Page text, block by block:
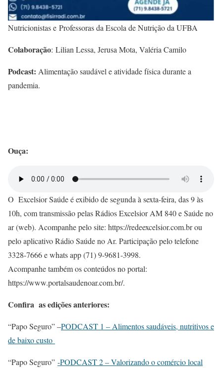
Nutricionistas e Professoras da Escola de Nutrição da UFBA
Colaboração: Lilian Lessa, Jerusa Mota, Valéria Camilo
Podcast: Alimentação saudável e atividade física durante a
pandemia.
Ouça:
O Excelsior Saúde é exibido de segunda à sexta-feira, das 9 às
10h, com transmissão pelas Rádios Excelsior AM 840 e Saúde no
ar (web). Acompanhe pelo site: https://redeexcelsior.com.br ou
pelo aplicativo Rádio Saúde no Ar. Participação pelo telefone
3328-7666 e whats app (71) 9-9681-3998.
Acompanhe também os conteúdos no portal:
https://www.portalsaudenoar.com.br/.
Confira as edições anteriores:
“Papo Seguro” –PODCAST 1 – Alimentos saudáveis, nutritivos e
de baixo custo
“Papo Seguro” -PODCAST 2 – Valorizando o comércio local